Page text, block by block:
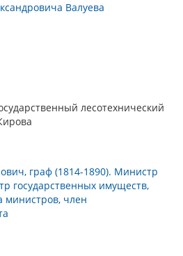
Валуева
лесотехнический
граф (1814-1890). Министр
государственных имуществ,
министров, член